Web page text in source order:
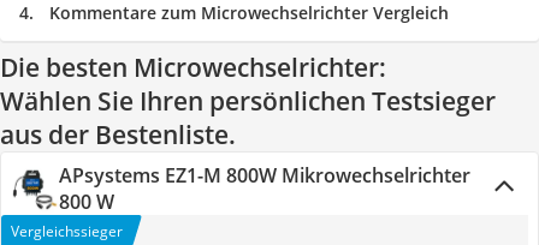
Kommentare zum Microwechselrichter Vergleich
Die besten Microwechselrichter:
Wählen Sie Ihren persönlichen Testsieger
aus der Bestenliste.
APsystems EZ1-M 800W Mikrowechselrichter
800 W
Vergleichssieger